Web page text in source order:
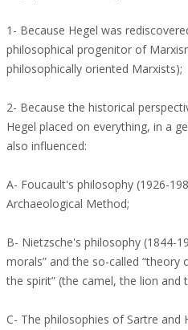
1- Because Hegel was
philosophical progenitor of
philosophically oriented Marxists);
2- Because the historical
Hegel placed on everything, in a
also influenced:
A- Foucault's philosophy (1926-
Archaeological Method;
B- Nietzsche's philosophy (1844-
morals” and the so-called
the spirit” (the camel, the lion and
C- The philosophies of Sartre